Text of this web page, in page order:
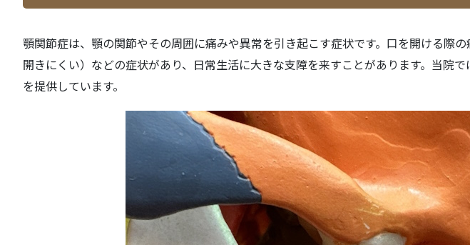
顎関節症は、顎の関節やその周囲に痛みや異常を引き起こす症状です。口を開ける際の
開きにくい）などの症状があり、日常生活に大きな支障を来すことがあります。当院で
を提供しています。